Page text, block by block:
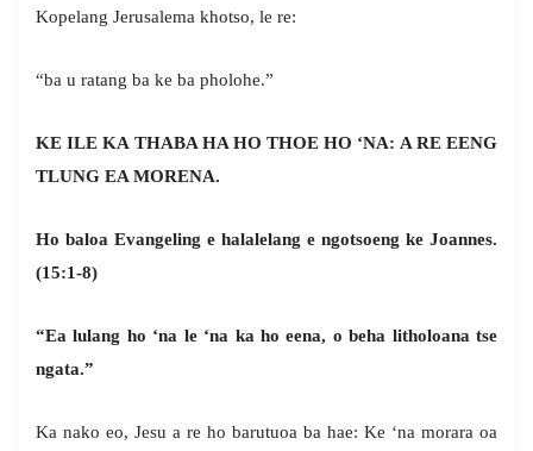
Kopelang Jerusalema khotso, le re:
“ba u ratang ba ke ba pholohe.”
KE ILE KA THABA HA HO THOE HO ‘NA: A RE EENG
TLUNG EA MORENA.
Ho baloa Evangeling e halalelang e ngotsoeng ke Joannes.
(15:1-8)
“Ea lulang ho ‘na le ‘na ka ho eena, o beha litholoana tse
ngata.”
Ka nako eo, Jesu a re ho barutuoa ba hae: Ke ‘na morara oa